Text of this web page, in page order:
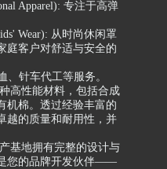
Apparel): 专注于高弹
Wear): 从时尚休闲罩
庭客户对舒适与安全的
、针车代工等服务。
高性能材料，包括合成
机棉。透过经验丰富的
越的质量和耐用性，并
基地拥有完整的设计与
您的品牌开发伙伴——